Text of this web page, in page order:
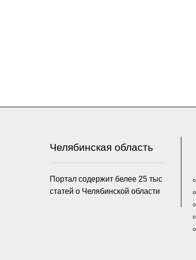
Челябинская область
Портал содержит белее 25 тыс
статей о Челябинской области